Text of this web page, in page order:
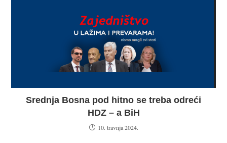
Srednja Bosna pod hitno se treba odreći
HDZ – a BiH
10. travnja 2024.